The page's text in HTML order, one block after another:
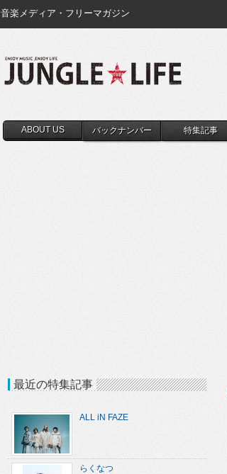
音楽メディア・フリーマガジン
ABOUT US バックナンバー 特集記事
最近の特集記事
ALL iN FAZE
らくなつ